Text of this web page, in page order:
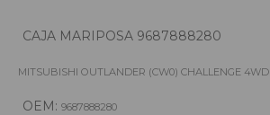
CAJA MARIPOSA 9687888280
MITSUBISHI OUTLANDER (CW0) CHALLENGE 4WD
OEM: 9687888280